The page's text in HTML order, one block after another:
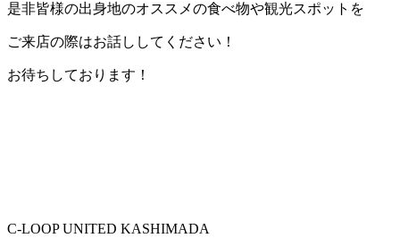
是非皆様の出身地のオススメの食べ物や観光スポットを
ご来店の際はお話ししてください！
お待ちしております！
C-LOOP UNITED KASHIMADA